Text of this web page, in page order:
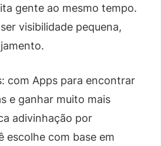
gente ao mesmo tempo.
visibilidade pequena,
com Apps para encontrar
e ganhar muito mais
adivinhação por
escolhe com base em